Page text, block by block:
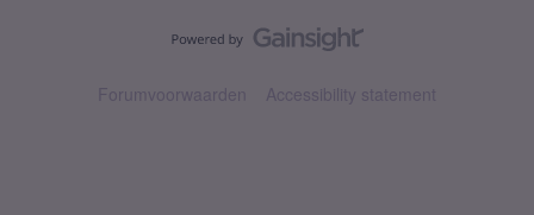
Forumvoorwaarden Accessibility statement